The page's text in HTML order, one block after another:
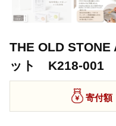
THE OLD
ット K218-001
寄付額